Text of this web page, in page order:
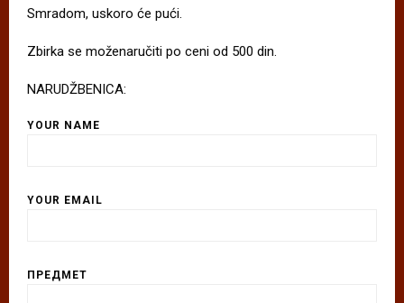
Smradom, uskoro će pući.
Zbirka se moženaručiti po ceni od 500 din.
NARUDŽBENICA:
YOUR NAME
YOUR EMAIL
ПРЕДМЕТ